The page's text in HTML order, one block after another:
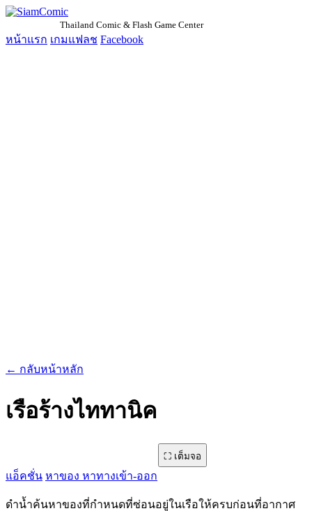
Thailand Comic & Flash Game Center
หน้าแรก เกมแฟลช Facebook
← กลับหน้าหลัก
เรือร้างไททานิค
⛶ เต็มจอ
แอ็คชั่น หาของ หาทางเข้า-ออก
ดำน้ำค้นหาของที่กำหนดที่ซ่อนอยู่ในเรือให้ครบก่อนที่อากาศ